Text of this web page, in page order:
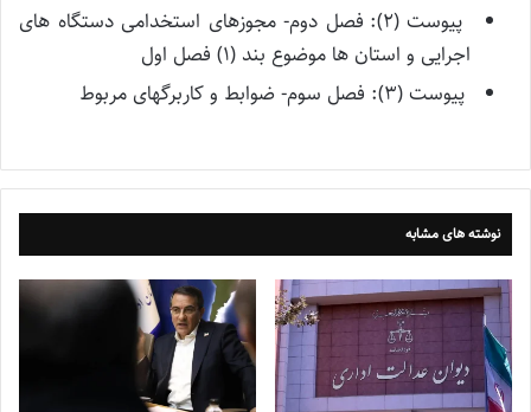
پیوست (۲): فصل دوم- مجوزهای استخدامی دستگاه های
اجرایی و استان ها موضوع بند (1) فصل اول
پیوست (۳): فصل سوم- ضوابط و کاربرگهای مربوط
نوشته های مشابه